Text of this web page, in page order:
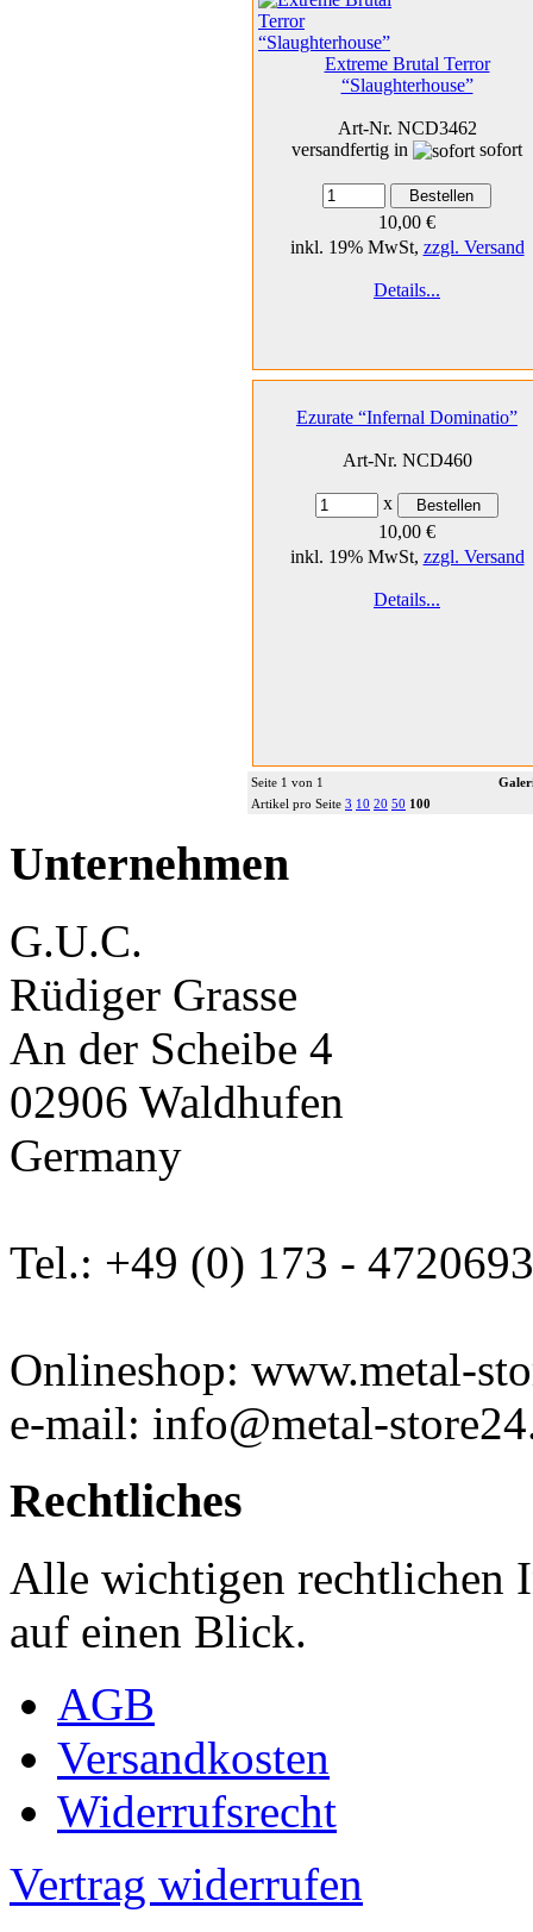
Extreme Brutal Terror
“Slaughterhouse”
Art-Nr. NCD3462
versandfertig in
sofort
10,00 €
inkl. 19% MwSt, zzgl. Versand
Details...
Ezurate “Infernal Dominatio”
Art-Nr. NCD460
x
10,00 €
inkl. 19% MwSt, zzgl. Versand
Details...
Seite 1 von 1
Artikel pro Seite 3 10 20 50 100
Unternehmen
G.U.C.
Rüdiger Grasse
An der Scheibe 4
02906 Waldhufen
Germany
Tel.: +49 (0) 173 - 4720693
Onlineshop: www.metal-
e-mail: info@metal-
Rechtliches
Alle wichtigen rechtlichen
auf einen Blick.
AGB
Versandkosten
Widerrufsrecht
Vertrag widerrufen